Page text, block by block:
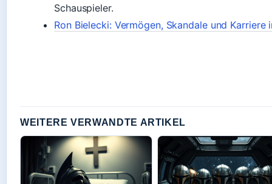
Schauspieler.
Ron Bielecki: Vermögen, Skandale und Karriere
WEITERE VERWANDTE ARTIKEL